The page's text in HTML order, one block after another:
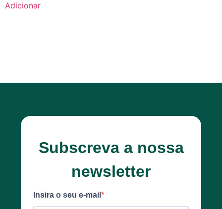
Adicionar
Subscreva a nossa
newsletter
Insira o seu e-mail